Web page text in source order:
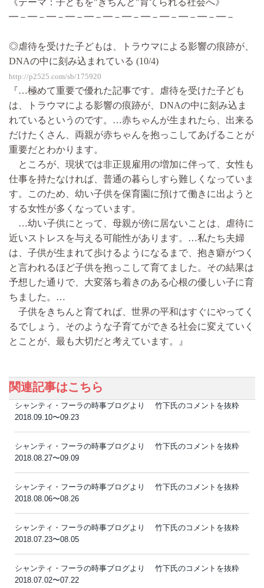
《テーマ：子どもを"きちんと"育てられる社会へ》
━－━－━－━－━－━－━－━－━－━－━－━－
◎虐待を受けた子どもは、トラウマによる影響の痕跡が、
DNAの中に刻み込まれている (10/4)
http://p2525.com/sb/175920
『…極めて重要で優れた記事です。虐待を受けた子ども
は、トラウマによる影響の痕跡が、DNAの中に刻み込ま
れているというのです。…赤ちゃんが生まれたら、出来る
だけたくさん、両親が赤ちゃんを抱っこしてあげることが
重要だとわかります。
ところが、現状では非正規雇用の増加に伴って、女性も
仕事を持たなければ、普通の暮らしすら難しくなっていま
す。このため、幼い子供を保育園に預けて働きに出ようと
する女性が多くなっています。
…幼い子供にとって、母親が傍に居ないことは、虐待に
近いストレスを与える可能性があります。…私たち夫婦
は、子供が生まれて歩けるようになるまで、抱き癖がつく
と言われるほど子供を抱っこして育てました。その結果は
予想した通りで、大変落ち着きのある心根の優しい子に育
ちました。…
子供をきちんと育てれば、世界の平和はすぐにやってく
るでしょう。そのような子育てができる社会に変えていく
とことが、最も大切だと考えています。』
関連記事はこちら
シャンティ・フーラの時事ブログより 竹下氏のコメントを抜粋
2018.09.10〜09.23
シャンティ・フーラの時事ブログより 竹下氏のコメントを抜粋
2018.08.27〜09.09
シャンティ・フーラの時事ブログより 竹下氏のコメントを抜粋
2018.08.06〜08.26
シャンティ・フーラの時事ブログより 竹下氏のコメントを抜粋
2018.07.23〜08.05
シャンティ・フーラの時事ブログより 竹下氏のコメントを抜粋
2018.07.02〜07.22